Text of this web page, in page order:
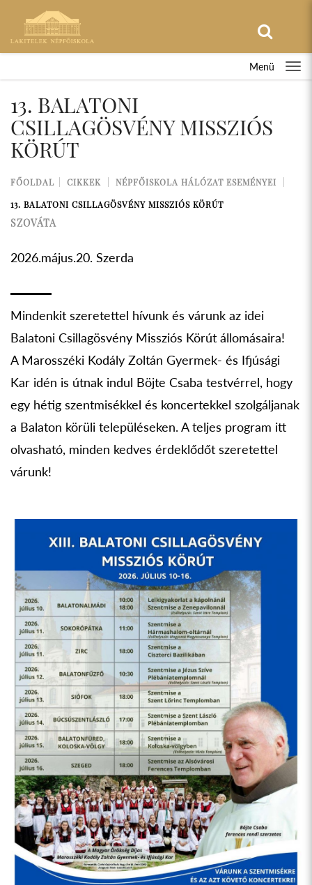
Menü
13. BALATONI
CSILLAGÖSVÉNY MISSZIÓS
KÖRÚT
FŐOLDAL CIKKEK
NÉPFŐISKOLA HÁLÓZAT ESEMÉNYEI
13. BALATONI CSILLAGÖSVÉNY MISSZIÓS KÖRÚT
SZOVÁTA
2026.május.20. Szerda
Mindenkit szeretettel hívunk és várunk az idei
Balatoni Csillagösvény Missziós Körút állomásaira!
A Marosszéki Kodály Zoltán Gyermek- és Ifjúsági
Kar idén is útnak indul Böjte Csaba testvérrel, hogy
egy hétig szentmisékkel és koncertekkel szolgáljanak
a Balaton körüli településeken. A teljes program itt
olvasható, minden kedves érdeklődőt szeretettel
várunk!